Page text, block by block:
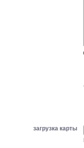
загрузка карты